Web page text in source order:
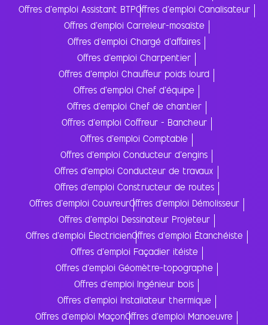
Offres d'emploi Assistant BTPOffres d'emploi Canalisateur
Offres d'emploi Carreleur-mosaïste
Offres d'emploi Chargé d'affaires
Offres d'emploi Charpentier
Offres d'emploi Chauffeur poids lourd
Offres d'emploi Chef d'équipe
Offres d'emploi Chef de chantier
Offres d'emploi Coffreur - Bancheur
Offres d'emploi Comptable
Offres d'emploi Conducteur d'engins
Offres d'emploi Conducteur de travaux
Offres d'emploi Constructeur de routes
Offres d'emploi CouvreurOffres d'emploi Démolisseur
Offres d'emploi Dessinateur Projeteur
Offres d'emploi ÉlectricienOffres d'emploi Étanchéiste
Offres d'emploi Façadier itéiste
Offres d'emploi Géomètre-topographe
Offres d'emploi Ingénieur bois
Offres d'emploi Installateur thermique
Offres d'emploi MaçonOffres d'emploi Manoeuvre